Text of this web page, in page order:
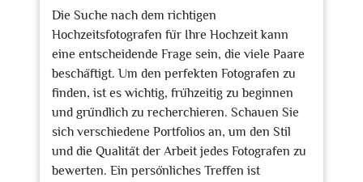
Die Suche nach dem richtigen
Hochzeitsfotografen für Ihre Hochzeit kann
eine entscheidende Frage sein, die viele Paare
beschäftigt. Um den perfekten Fotografen zu
finden, ist es wichtig, frühzeitig zu beginnen
und gründlich zu recherchieren. Schauen Sie
sich verschiedene Portfolios an, um den Stil
und die Qualität der Arbeit jedes Fotografen zu
bewerten. Ein persönliches Treffen ist